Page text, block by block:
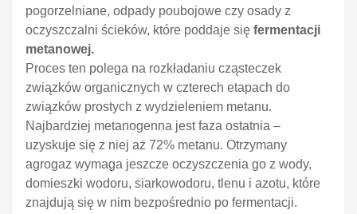
pogorzelniane, odpady poubojowe czy osady z
oczyszczalni ścieków, które poddaje się fermentacji
metanowej.
Proces ten polega na rozkładaniu cząsteczek
związków organicznych w czterech etapach do
związków prostych z wydzieleniem metanu.
Najbardziej metanogenna jest faza ostatnia –
uzyskuje się z niej aż 72% metanu. Otrzymany
agrogaz wymaga jeszcze oczyszczenia go z wody,
domieszki wodoru, siarkowodoru, tlenu i azotu, które
znajdują się w nim bezpośrednio po fermentacji.